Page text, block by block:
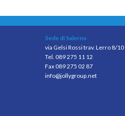
Sede di Salerno
via Gelsi Rossi trav. Lerro 8/10
Tel. 089 275 11 12
Fax 089 275 02 87
info@jollygroup.net